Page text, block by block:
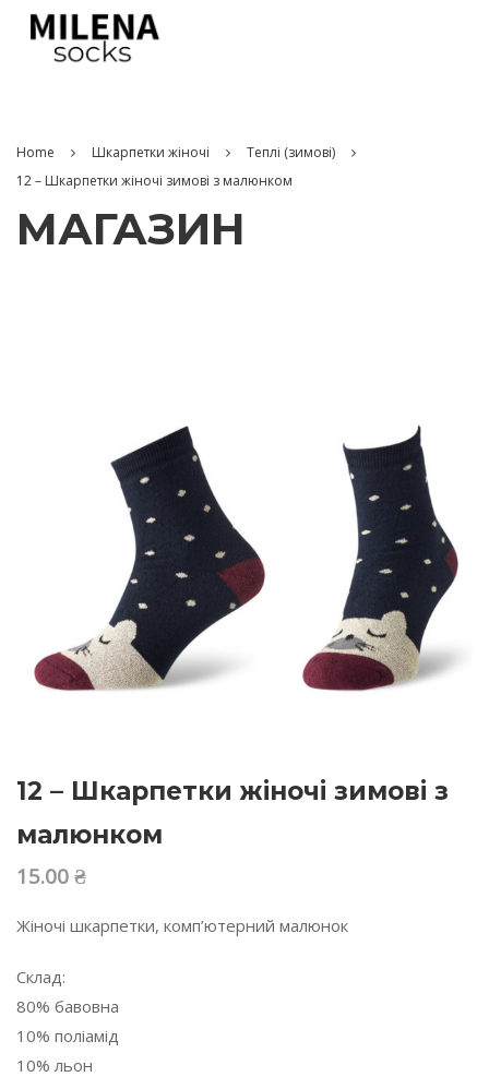
Home Шкарпетки жіночі
Теплі (зимові)
12 – Шкарпетки жіночі зимові з малюнком
МАГАЗИН
12 – Шкарпетки жіночі зимові з
малюнком
15.00 ₴
Жіночі шкарпетки, комп’ютерний малюнок
Склад:
80% бавовна
10% поліамід
10% льон